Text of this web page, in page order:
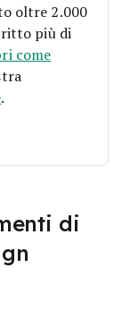
oltre 2.000
più di
come
.
di